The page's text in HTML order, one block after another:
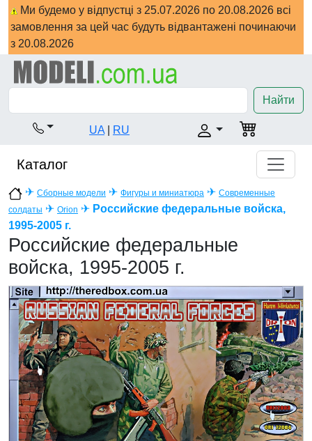
Ми будемо у відпустці з 25.07.2026 по 20.08.2026 всі
замовлення за цей час будуть відвантажені починаючи
з 20.08.2026
Найти
UA RU
Каталог
✈ Сборные модели ✈ Фигуры и миниатюра ✈ Современные
солдаты ✈ Orion ✈ Российские федеральные войска,
1995-2005 г.
Российские федеральные
войска, 1995-2005 г.